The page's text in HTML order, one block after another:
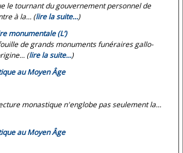
le tournant du gouvernement personnel de
à la... (lire la suite…)
monumentale (L’)
de grands monuments funéraires gallo-
(lire la suite…)
au Moyen Âge
monastique n'englobe pas seulement la...
au Moyen Âge